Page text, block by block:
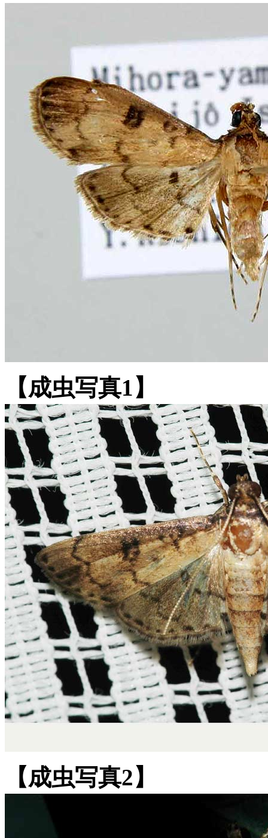
【成虫写真1】
【成虫写真2】